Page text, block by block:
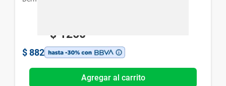
$ 1260
$ 882
Agregar al carrito